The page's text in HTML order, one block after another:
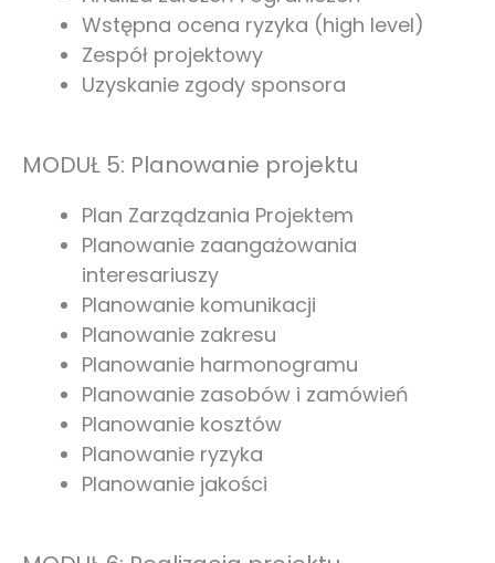
Wstępna ocena ryzyka (high level)
Zespół projektowy
Uzyskanie zgody sponsora
MODUŁ 5: Planowanie projektu
Plan Zarządzania Projektem
Planowanie zaangażowania
interesariuszy
Planowanie komunikacji
Planowanie zakresu
Planowanie harmonogramu
Planowanie zasobów i zamówień
Planowanie kosztów
Planowanie ryzyka
Planowanie jakości